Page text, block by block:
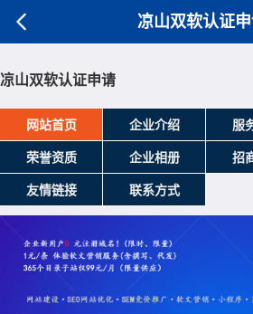
凉山双软认证
凉山双软认证申请
网站首页 企业介绍 服
荣誉资质 企业相册 招
友情链接 联系方式